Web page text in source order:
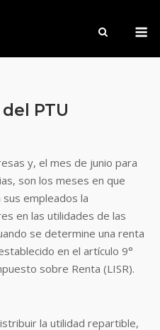
PTU
y, el mes de junio para
son los meses en que
empleados la
en las utilidades de las
se determine una renta
en el artículo 9°
sobre Renta (LISR).
la utilidad repartible,